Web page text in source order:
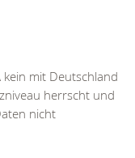
mit Deutschland
herrscht und
nicht